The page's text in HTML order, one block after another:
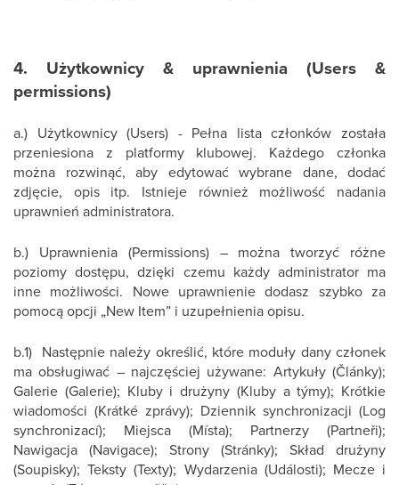
4. Użytkownicy & uprawnienia (Users &
permissions)
a.) Użytkownicy (Users) - Pełna lista członków została
przeniesiona z platformy klubowej. Każdego członka
można rozwinąć, aby edytować wybrane dane, dodać
zdjęcie, opis itp. Istnieje również możliwość nadania
uprawnień administratora.
b.) Uprawnienia (Permissions) – można tworzyć różne
poziomy dostępu, dzięki czemu każdy administrator ma
inne możliwości. Nowe uprawnienie dodasz szybko za
pomocą opcji „New Item” i uzupełnienia opisu.
b.1) Następnie należy określić, które moduły dany członek
ma obsługiwać – najczęściej używane: Artykuły (Články);
Galerie (Galerie); Kluby i drużyny (Kluby a týmy); Krótkie
wiadomości (Krátké zprávy); Dziennik synchronizacji (Log
synchronizací); Miejsca (Místa); Partnerzy (Partneři);
Nawigacja (Navigace); Strony (Stránky); Skład drużyny
(Soupisky); Teksty (Texty); Wydarzenia (Události); Mecze i